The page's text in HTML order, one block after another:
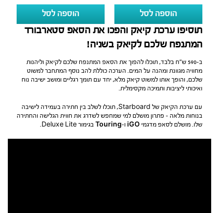
הוספה לסל הוספה לסל
תוסיפו ערכת קיאק והפכו את הסאפ סטארבורד
המתנפח שלכם לקיאק בשניה!
ב-590 ש״ח בלבד, תוכלו להפוך את הסאפ המתנפח שלכם לקיאק וליהנות
מחוויה מגוונת ומהנה על המים. הערכה כוללת להב נוסף המתחבר למשוט
שלכם, והופך אותו למשוט קיאק מלא, יחד עם תומך רגליים ומושב ישיבה נוח
ואיכותי ליציבות ותמיכה מקסימלית.
עם ערכת הקיאק של Starboard, תוכלו לשלב בין חתירה בעמידה לישיבה
בנוחות מלאה – פתרון מושלם למי שמחפש לשדרג את חווית הגלישה והחתירה
שלו. מושלם לסאפ מדגמי iGO ו-Touringבגימור Deluxe Lite.